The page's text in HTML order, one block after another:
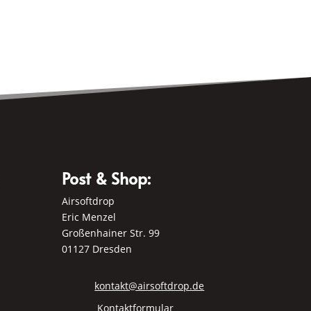
Post & Shop:
Airsoftdrop
Eric Menzel
Großenhainer Str. 99
01127 Dresden
kontakt@airsoftdrop.de
Kontaktformular